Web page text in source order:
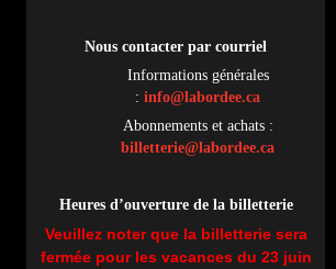
Nous contacter par courriel
Informations générales
: info@labordee.ca
Abonnements et achats :
billetterie@labordee.ca
Heures d’ouverture de la billetterie
Veuillez noter que la billetterie sera
fermée pour les vacances du 23 juin